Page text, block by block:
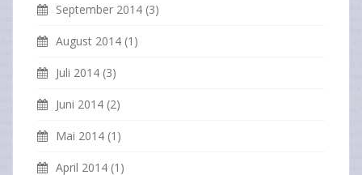
September 2014 (3)
August 2014 (1)
Juli 2014 (3)
Juni 2014 (2)
Mai 2014 (1)
April 2014 (1)